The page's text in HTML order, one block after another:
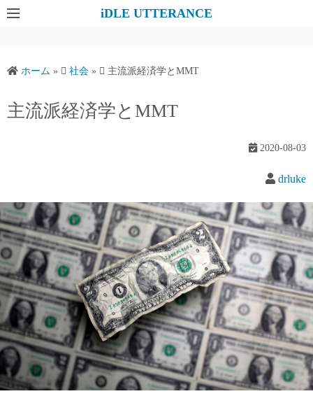
コ
ス
iDLE UTTERANCE
ホーム » 社会 » 主流派経済学とMMT
主流派経済学とMMT
2020-08-03
drluke